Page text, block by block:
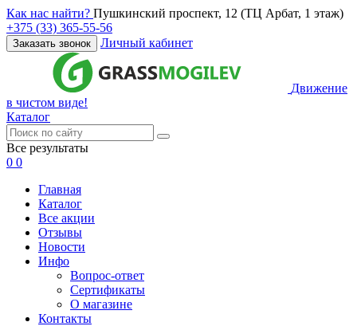
Как нас найти? Пушкинский проспект, 12 (ТЦ Арбат, 1 этаж)
+375 (33) 365-55-56
Заказать звонок Личный кабинет
Движение
в чистом виде!
Каталог
Все результаты
0 0
Главная
Каталог
Все акции
Отзывы
Новости
Инфо
Вопрос-ответ
Сертификаты
О магазине
Контакты